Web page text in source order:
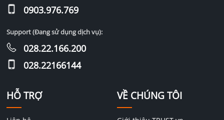
HỖ TRỢ VỀ CHÚNG TÔI
0903.976.769
Support (Đang sử dụng dịch vụ):
028.22.166.200
028.22166144